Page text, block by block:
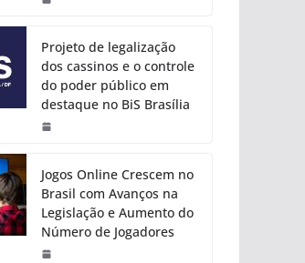
Projeto de legalização
dos cassinos e o controle
do poder público em
destaque no BiS Brasília
Jogos Online Crescem no
Brasil com Avanços na
Legislação e Aumento do
Número de Jogadores